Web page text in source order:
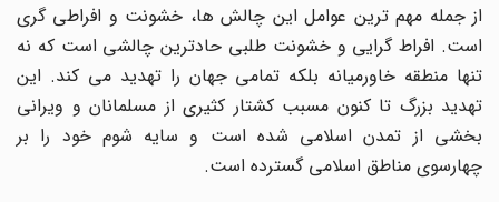
از جمله مهم ترین عوامل این چالش ها، خشونت و افراطی گری
است. افراط گرایی و خشونت طلبی حادترین چالشی است که نه
تنها منطقه خاورمیانه بلکه تمامی جهان را تهدید می کند. این
تهدید بزرگ تا کنون مسبب کشتار کثیری از مسلمانان و ویرانی
بخشی از تمدن اسلامی شده است و سایه شوم خود را بر
چهارسوی مناطق اسلامی گسترده است.